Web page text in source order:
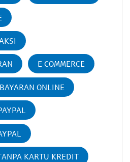
E COMMERCE
ONLINE
KARTU KREDIT